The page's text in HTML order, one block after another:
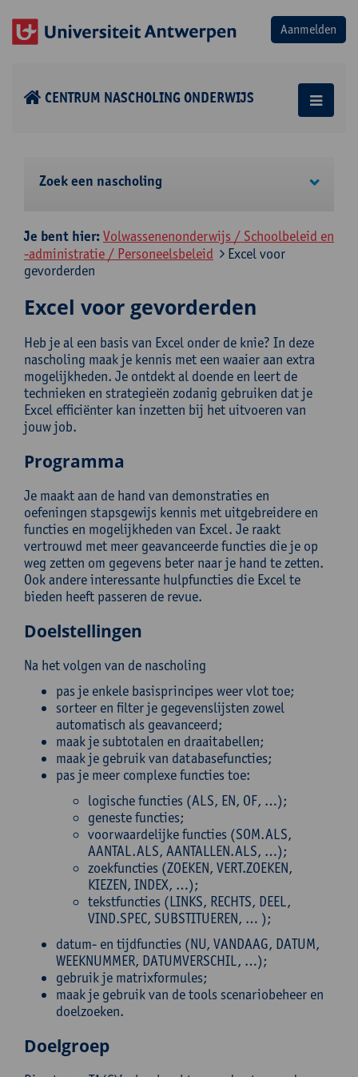
CENTRUM NASCHOLING ONDERWIJS
Zoek een nascholing
Je bent hier:Volwassenenonderwijs / Schoolbeleid en
-administratie / Personeelsbeleid
Excel voor
gevorderden
Excel voor gevorderden
Heb je al een basis van Excel onder de knie? In deze
nascholing maak je kennis met een waaier aan extra
mogelijkheden. Je ontdekt al doende en leert de
technieken en strategieën zodanig gebruiken dat je
Excel efficiënter kan inzetten bij het uitvoeren van
jouw job.
Programma
Je maakt aan de hand van demonstraties en
oefeningen stapsgewijs kennis met uitgebreidere en
functies en mogelijkheden van Excel. Je raakt
vertrouwd met meer geavanceerde functies die je op
weg zetten om gegevens beter naar je hand te zetten.
Ook andere interessante hulpfuncties die Excel te
bieden heeft passeren de revue.
Doelstellingen
Na het volgen van de nascholing
pas je enkele basisprincipes weer vlot toe;
sorteer en filter je gegevenslijsten zowel
automatisch als geavanceerd;
maak je subtotalen en draaitabellen;
maak je gebruik van databasefuncties;
pas je meer complexe functies toe:
logische functies (ALS, EN, OF, …);
geneste functies;
voorwaardelijke functies (SOM.ALS,
AANTAL.ALS, AANTALLEN.ALS, …);
zoekfuncties (ZOEKEN, VERT.ZOEKEN,
KIEZEN, INDEX, …);
tekstfuncties (LINKS, RECHTS, DEEL,
VIND.SPEC, SUBSTITUEREN, … );
datum- en tijdfuncties (NU, VANDAAG, DATUM,
WEEKNUMMER, DATUMVERSCHIL, …);
gebruik je matrixformules;
maak je gebruik van de tools scenariobeheer en
doelzoeken.
Doelgroep